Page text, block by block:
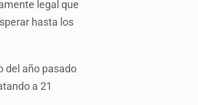
legal que
hasta los
del año pasado
a 21